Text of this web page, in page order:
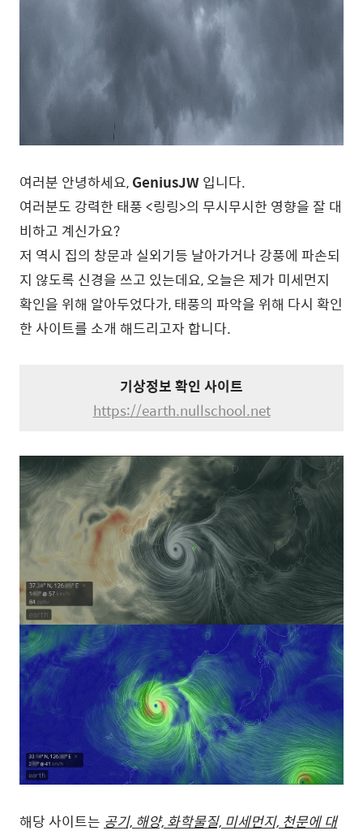
여러분 안녕하세요,GeniusJW입니다.
여러분도 강력한 태풍 <링링>의 무시무시한 영향을 잘 대
비하고 계신가요?
저 역시 집의 창문과 실외기등 날아가거나 강풍에 파손되
지 않도록 신경을 쓰고 있는데요, 오늘은 제가 미세먼지
확인을 위해 알아두었다가, 태풍의 파악을 위해 다시 확인
한 사이트를 소개 해드리고자 합니다.
기상정보 확인 사이트
https://earth.nullschool.net
해당 사이트는 공기, 해양, 화학물질, 미세먼지, 천문에 대